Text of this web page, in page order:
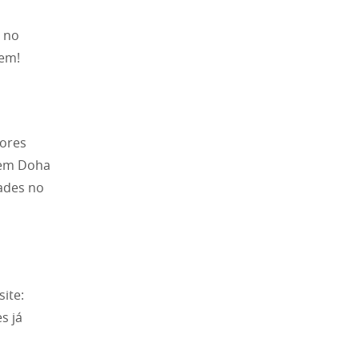
no
Doha
no
já